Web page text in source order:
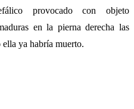
provocado con objeto
en la pierna derecha las
ella ya habría muerto.